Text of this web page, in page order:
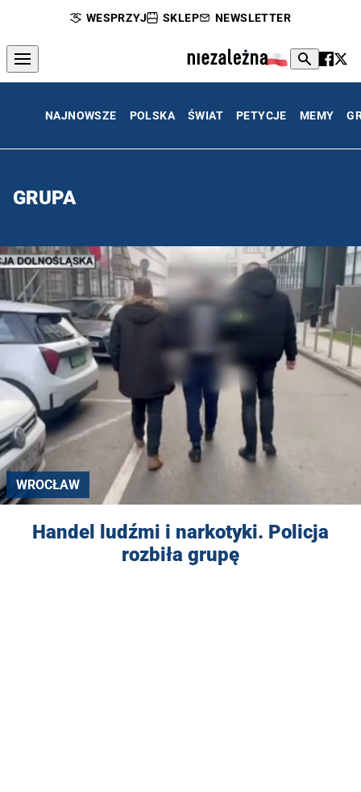
WESPRZYJ SKLEP NEWSLETTER
NAJNOWSZE POLSKA ŚWIAT PETYCJE MEMY
GRUPA
WROCŁAW
Handel ludźmi i narkotyki. Policja
rozbiła grupę